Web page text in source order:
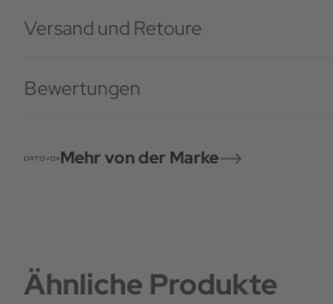
Versand und Retoure
Bewertungen
Mehr von der Marke
Ähnliche Produkte